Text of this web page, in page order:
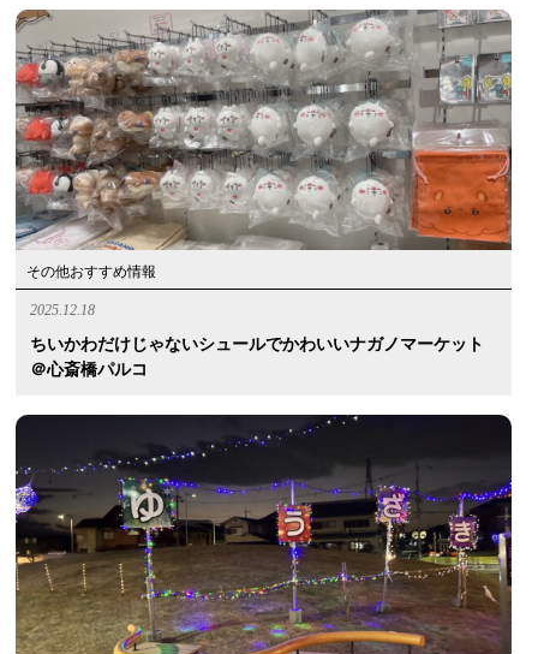
その他おすすめ情報
2025.12.18
ちいかわだけじゃないシュールでかわいいナガノマーケット
＠心斎橋パルコ